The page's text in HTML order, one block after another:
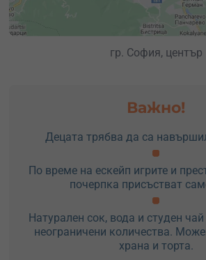
гр. София, център
Важно!
Децата трябва да са
По време на ескейп игрите и
почерпка присъстват
Натурален сок, вода и студен
неограничени количества.
храна и торта.